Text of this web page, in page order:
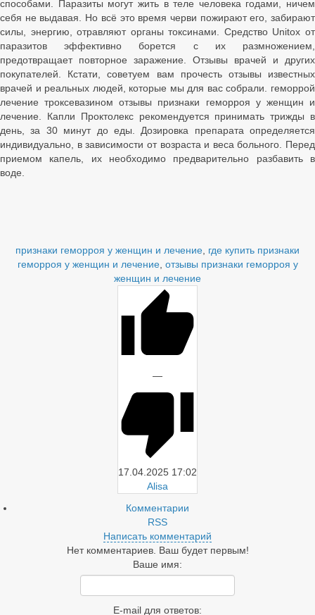
способами. Паразиты могут жить в теле человека годами, ничем
себя не выдавая. Но всё это время черви пожирают его, забирают
силы, энергию, отравляют органы токсинами. Средство Unitox от
паразитов эффективно борется с их размножением,
предотвращает повторное заражение. Отзывы врачей и других
покупателей. Кстати, советуем вам прочесть отзывы известных
врачей и реальных людей, которые мы для вас собрали. геморрой
лечение троксевазином отзывы признаки геморроя у женщин и
лечение. Капли Проктолекс рекомендуется принимать трижды в
день, за 30 минут до еды. Дозировка препарата определяется
индивидуально, в зависимости от возраста и веса больного. Перед
приемом капель, их необходимо предварительно разбавить в
воде.
признаки геморроя у женщин и лечение где купить признаки
геморроя у женщин и лечение, отзывы признаки геморроя у
женщин и лечение
—
17.04.2025 17:02
Alisa
Комментарии
RSS
Написать комментарий
Нет комментариев. Ваш будет первым!
Ваше имя:
E-mail для ответов: